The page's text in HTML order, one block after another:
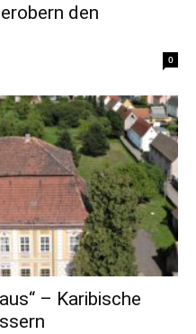
den
0
– Karibische